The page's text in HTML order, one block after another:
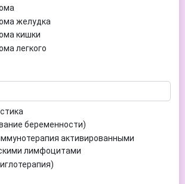
желудка
кишки
легкого
железы
беременности)
активированными
лимфоцитами